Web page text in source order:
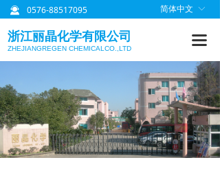
浙江丽晶化学有限公司
ZHEJIANGREGEN CHEMICALCO.,LTD
끀
首页
关于丽晶
质量管理
研发信息
ꀅ
简体中文
끤 0576-88517095